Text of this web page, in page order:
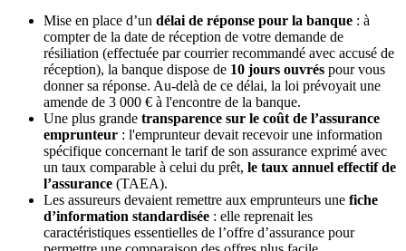
Mise en place d’un délai de réponse pour la banque : à
compter de la date de réception de votre demande de
résiliation (effectuée par courrier recommandé avec accusé de
réception), la banque dispose de 10 jours ouvrés pour vous
donner sa réponse. Au-delà de ce délai, la loi prévoyait une
amende de 3 000 € à l'encontre de la banque.
Une plus grande transparence sur le coût de l’assurance
emprunteur : l'emprunteur devait recevoir une information
spécifique concernant le tarif de son assurance exprimé avec
un taux comparable à celui du prêt, le taux annuel effectif de
l’assurance (TAEA).
Les assureurs devaient remettre aux emprunteurs une fiche
d’information standardisée : elle reprenait les
caractéristiques essentielles de l’offre d’assurance pour